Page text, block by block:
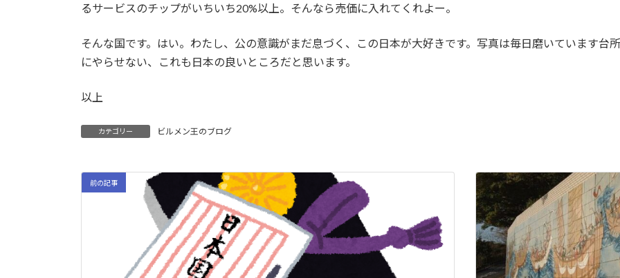
るサービスのチップがいちいち20%以上。そんなら売価に入れてくれよー。
そんな国です。はい。わたし、公の意識がまだ息づく、この日本が大好きです。写真は毎日磨いています台
にやらせない、これも日本の良いところだと思います。
以上
カテゴリー ビルメン王のブログ
前の記事